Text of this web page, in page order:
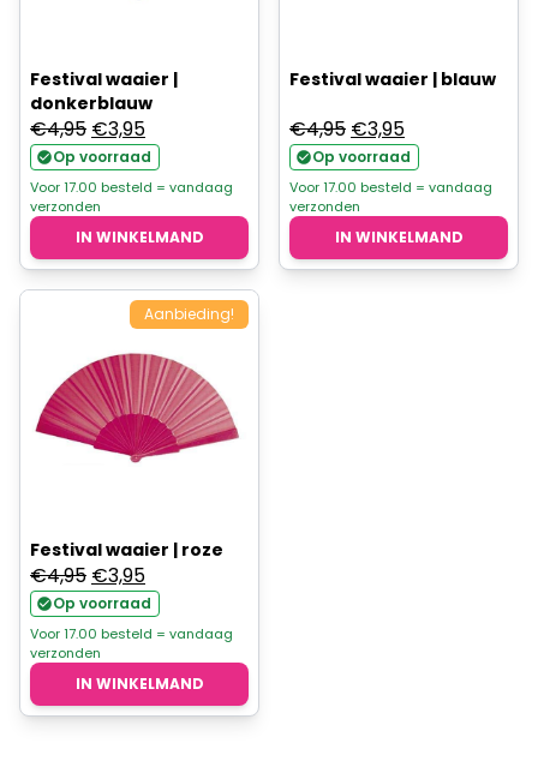
Festival waaier |
donkerblauw
€4,95 Oorspronkelijke
prijs
was:
€4,95.
€3,95Huidige
prijs
is:
€3,95.
Op voorraad
Voor 17.00 besteld = vandaag
verzonden
IN WINKELMAND
Festival waaier | blauw
€4,95 Oorspronkelijke
prijs
was:
€4,95.
€3,95Huidige
prijs
is:
€3,95.
Op voorraad
Voor 17.00 besteld = vandaag
verzonden
IN WINKELMAND
Aanbieding!
Festival waaier | roze
€4,95 Oorspronkelijke
prijs
was:
€4,95.
€3,95Huidige
prijs
is:
€3,95.
Op voorraad
Voor 17.00 besteld = vandaag
verzonden
IN WINKELMAND